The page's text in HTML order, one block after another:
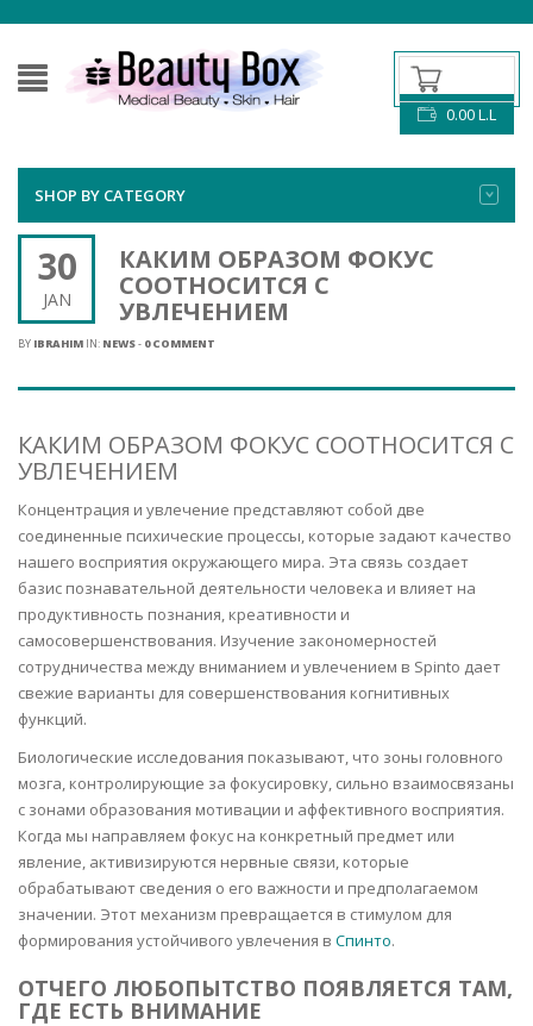
0.00L.L
SHOP BY CATEGORY
30
JAN
КАКИМ ОБРАЗОМ ФОКУС
СООТНОСИТСЯ С
УВЛЕЧЕНИЕМ
BY IBRAHIM IN: NEWS- 0 COMMENT
КАКИМ ОБРАЗОМ ФОКУС СООТНОСИТСЯ С
УВЛЕЧЕНИЕМ
Концентрация и увлечение представляют собой две
соединенные психические процессы, которые задают качество
нашего восприятия окружающего мира. Эта связь создает
базис познавательной деятельности человека и влияет на
продуктивность познания, креативности и
самосовершенствования. Изучение закономерностей
сотрудничества между вниманием и увлечением в Spinto дает
свежие варианты для совершенствования когнитивных
функций.
Биологические исследования показывают, что зоны головного
мозга, контролирующие за фокусировку, сильно взаимосвязаны
с зонами образования мотивации и аффективного восприятия.
Когда мы направляем фокус на конкретный предмет или
явление, активизируются нервные связи, которые
обрабатывают сведения о его важности и предполагаемом
значении. Этот механизм превращается в стимулом для
формирования устойчивого увлечения в Спинто.
ОТЧЕГО ЛЮБОПЫТСТВО ПОЯВЛЯЕТСЯ ТАМ,
ГДЕ ЕСТЬ ВНИМАНИЕ